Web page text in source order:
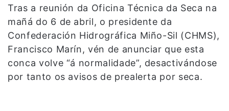
Tras a reunión da Oficina Técnica da Seca na
mañá do 6 de abril, o presidente da
Confederación Hidrográfica Miño-Sil (CHMS),
Francisco Marín, vén de anunciar que esta
conca volve “á normalidade”, desactivándose
por tanto os avisos de prealerta por seca.